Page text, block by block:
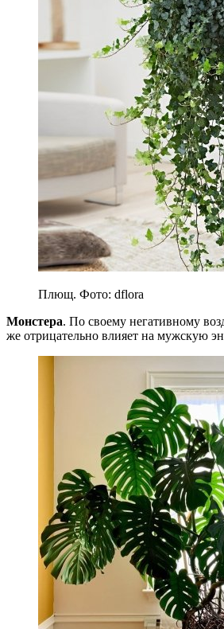
Плющ. Фото: dflora
Монстера. По своему негативному
же отрицательно влияет на мужскую